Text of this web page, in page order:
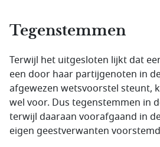
Tegenstemmen
Terwijl het uitgesloten lijkt dat
een door haar partijgenoten in
afgewezen wetsvoorstel steunt,
wel voor. Dus tegenstemmen in
terwijl daaraan voorafgaand in
eigen geestverwanten